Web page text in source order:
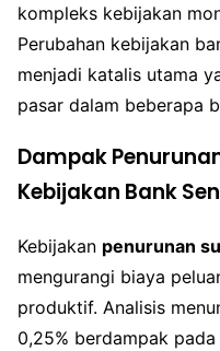
kompleks kebijakan
Perubahan kebijakan
menjadi katalis utama
pasar dalam beberapa
Dampak
Kebijakan Bank
Kebijakan penurunan
mengurangi biaya
produktif. Analisis
0,25% berdampak pada